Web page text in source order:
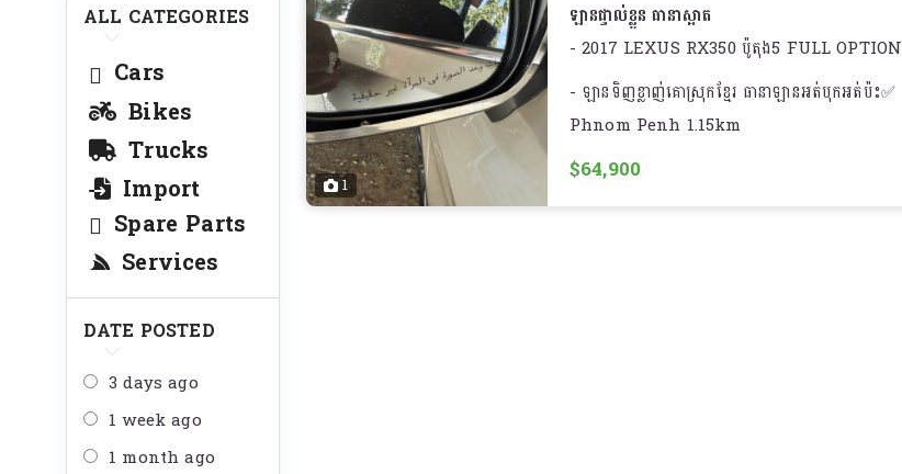
ALL CATEGORIES
Cars
Bikes
Trucks
Import
Spare Parts
Services
DATE POSTED
3 days ago
1 week ago
1 month ago
1
ឡានផ្ទាល់ខ្លួន ធានាស្អាត
- 2017 LEXUS RX350 ប៉ូតុង5 FULL OPTION
- ឡានទិញខ្លាញ់គោស្រុកខ្មែរ ធានាឡានអត់បុកអត់ប៉ះ✅​
- កំលាំងម៉ាសុីន: V6 ( 3.5L )សាំង , ទេីបប្រេីបាន5មុឺនមៃ
- មានមុខងារពិសេសៗដូចជា : ⚙️
Phnom Penh 1.15km
$64,900